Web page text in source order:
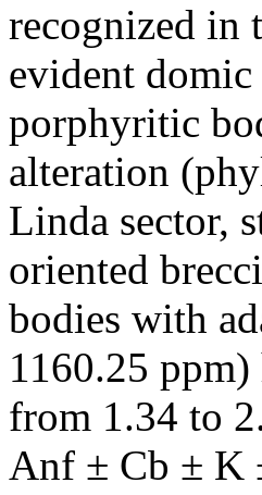
recognized in
evident domic
porphyritic
alteration
Linda sector,
oriented
bodies with
1160.25
from 1.34 to
Anf ± Cb ± K